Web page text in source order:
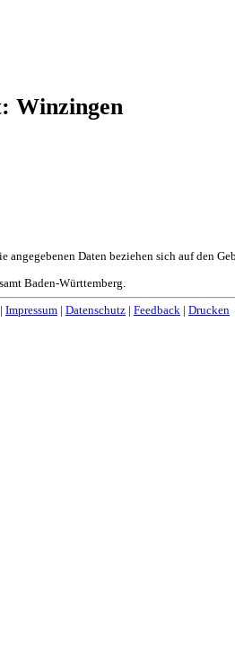
Winzingen
angegebenen Daten beziehen sich auf den
Baden-Württemberg.
Impressum Datenschutz Feedback Drucken